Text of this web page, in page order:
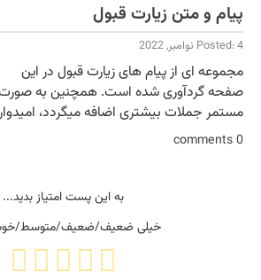
پیام و متن زیارت قبول
Posted: 4 نوامبر, 2022
مجموعه ای از پیام های زیارت قبول در این
صفحه گردآوری شده است. همچنین به
مستمر جملات بیشتری اضافه میگردد،
0 comments
به این پست امتیاز بدید...
خیلی ضعیف/ضعیف/متوسط/